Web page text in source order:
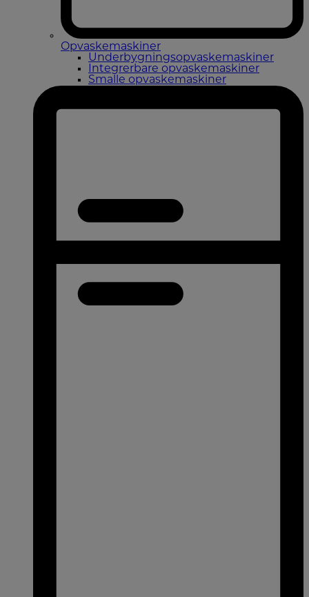
Opvaskemaskiner
Underbygningsopvaskemaskiner
Integrerbare opvaskemaskiner
Smalle opvaskemaskiner